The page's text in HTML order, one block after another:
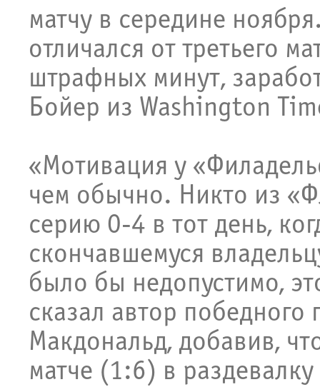
матчу в середине
отличался от третьего
штрафных минут,
Бойер из Washington
«Мотивация у
чем обычно. Никто из
серию 0-4 в тот день,
скончавшемуся
было бы недопустимо,
сказал автор
Макдональд, добавив,
матче (1:6) в